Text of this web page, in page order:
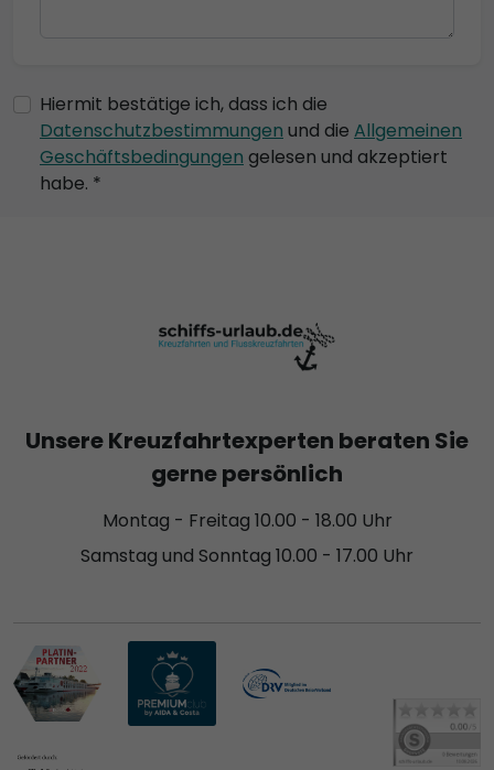
Hiermit bestätige ich, dass ich die
Datenschutzbestimmungen und die Allgemeinen
Geschäftsbedingungen gelesen und akzeptiert
habe. *
Unsere Kreuzfahrtexperten beraten Sie
gerne persönlich
Montag - Freitag 10.00 - 18.00 Uhr
Samstag und Sonntag 10.00 - 17.00 Uhr